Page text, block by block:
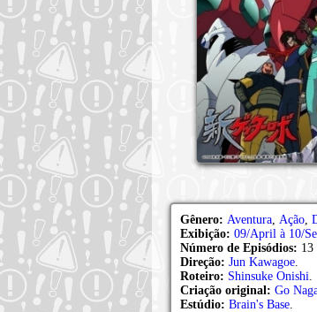
Gênero: Aventura, Ação,
Exibição: 09/April à 10/
Número de Episódios: 13
Direção: Jun Kawagoe.
Roteiro: Shinsuke Onishi.
Criação original: Go
Estúdio: Brain's Base.